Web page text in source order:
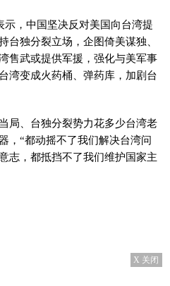
示，中国坚决反对美国向台湾提
台独分裂立场，企图倚美谋独、
售武或提供军援，强化与美军事
湾变成火药桶、弹药库，加剧台
局、台独分裂势力花多少台湾老
，“都动摇不了我们解决台湾问
志，都抵挡不了我们维护国家主
X 关闭